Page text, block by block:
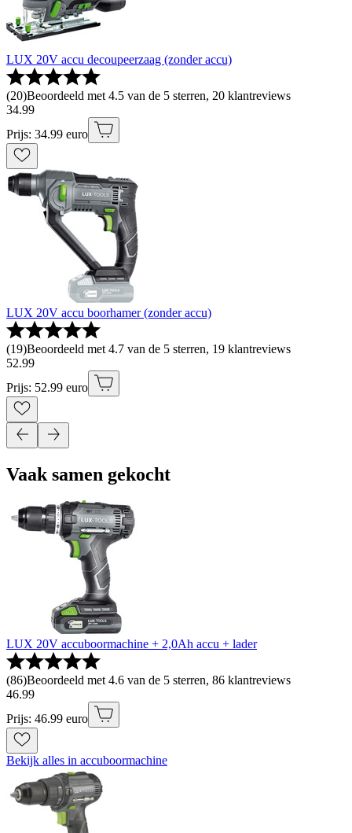
LUX 20V accu decoupeerzaag (zonder accu)
(20)Beoordeeld met 4.5 van de 5 sterren, 20 klantreviews
34.99
Prijs: 34.99 euro
LUX 20V accu boorhamer (zonder accu)
(19)Beoordeeld met 4.7 van de 5 sterren, 19 klantreviews
52.99
Prijs: 52.99 euro
Vaak samen gekocht
LUX 20V accuboormachine + 2,0Ah accu + lader
(86)Beoordeeld met 4.6 van de 5 sterren, 86 klantreviews
46.99
Prijs: 46.99 euro
Bekijk alles in accuboormachine